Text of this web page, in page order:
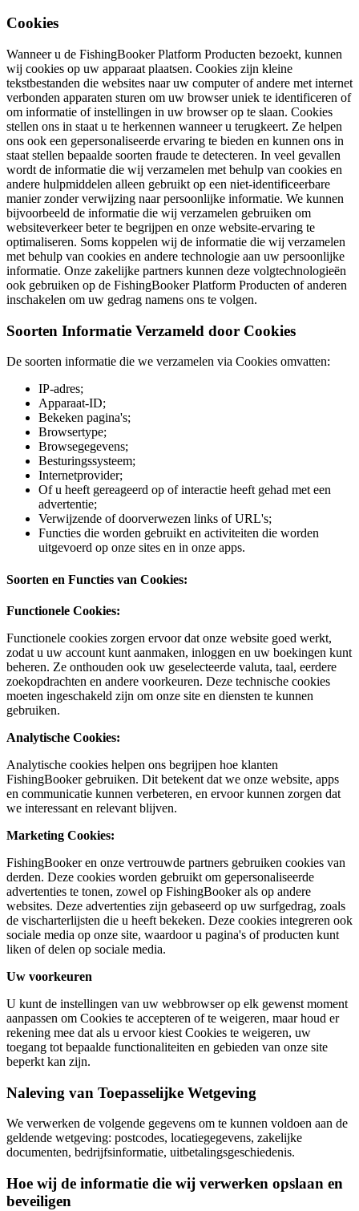
Cookies
Wanneer u de FishingBooker Platform Producten bezoekt, kunnen
wij cookies op uw apparaat plaatsen. Cookies zijn kleine
tekstbestanden die websites naar uw computer of andere met internet
verbonden apparaten sturen om uw browser uniek te identificeren of
om informatie of instellingen in uw browser op te slaan. Cookies
stellen ons in staat u te herkennen wanneer u terugkeert. Ze helpen
ons ook een gepersonaliseerde ervaring te bieden en kunnen ons in
staat stellen bepaalde soorten fraude te detecteren. In veel gevallen
wordt de informatie die wij verzamelen met behulp van cookies en
andere hulpmiddelen alleen gebruikt op een niet-identificeerbare
manier zonder verwijzing naar persoonlijke informatie. We kunnen
bijvoorbeeld de informatie die wij verzamelen gebruiken om
websiteverkeer beter te begrijpen en onze website-ervaring te
optimaliseren. Soms koppelen wij de informatie die wij verzamelen
met behulp van cookies en andere technologie aan uw persoonlijke
informatie. Onze zakelijke partners kunnen deze volgtechnologieën
ook gebruiken op de FishingBooker Platform Producten of anderen
inschakelen om uw gedrag namens ons te volgen.
Soorten Informatie Verzameld door Cookies
De soorten informatie die we verzamelen via Cookies omvatten:
IP-adres;
Apparaat-ID;
Bekeken pagina's;
Browsertype;
Browsegegevens;
Besturingssysteem;
Internetprovider;
Of u heeft gereageerd op of interactie heeft gehad met een
advertentie;
Verwijzende of doorverwezen links of URL's;
Functies die worden gebruikt en activiteiten die worden
uitgevoerd op onze sites en in onze apps.
Soorten en Functies van Cookies:
Functionele Cookies:
Functionele cookies zorgen ervoor dat onze website goed werkt,
zodat u uw account kunt aanmaken, inloggen en uw boekingen kunt
beheren. Ze onthouden ook uw geselecteerde valuta, taal, eerdere
zoekopdrachten en andere voorkeuren. Deze technische cookies
moeten ingeschakeld zijn om onze site en diensten te kunnen
gebruiken.
Analytische Cookies:
Analytische cookies helpen ons begrijpen hoe klanten
FishingBooker gebruiken. Dit betekent dat we onze website, apps
en communicatie kunnen verbeteren, en ervoor kunnen zorgen dat
we interessant en relevant blijven.
Marketing Cookies:
FishingBooker en onze vertrouwde partners gebruiken cookies van
derden. Deze cookies worden gebruikt om gepersonaliseerde
advertenties te tonen, zowel op FishingBooker als op andere
websites. Deze advertenties zijn gebaseerd op uw surfgedrag, zoals
de vischarterlijsten die u heeft bekeken. Deze cookies integreren ook
sociale media op onze site, waardoor u pagina's of producten kunt
liken of delen op sociale media.
Uw voorkeuren
U kunt de instellingen van uw webbrowser op elk gewenst moment
aanpassen om Cookies te accepteren of te weigeren, maar houd er
rekening mee dat als u ervoor kiest Cookies te weigeren, uw
toegang tot bepaalde functionaliteiten en gebieden van onze site
beperkt kan zijn.
Naleving van Toepasselijke Wetgeving
We verwerken de volgende gegevens om te kunnen voldoen aan de
geldende wetgeving: postcodes, locatiegegevens, zakelijke
documenten, bedrijfsinformatie, uitbetalingsgeschiedenis.
Hoe wij de informatie die wij verwerken opslaan en
beveiligen